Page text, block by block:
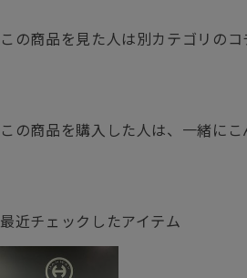
この商品を見た人は別カテゴリの
この商品を購入した人は、一緒に
最近チェックしたアイテム